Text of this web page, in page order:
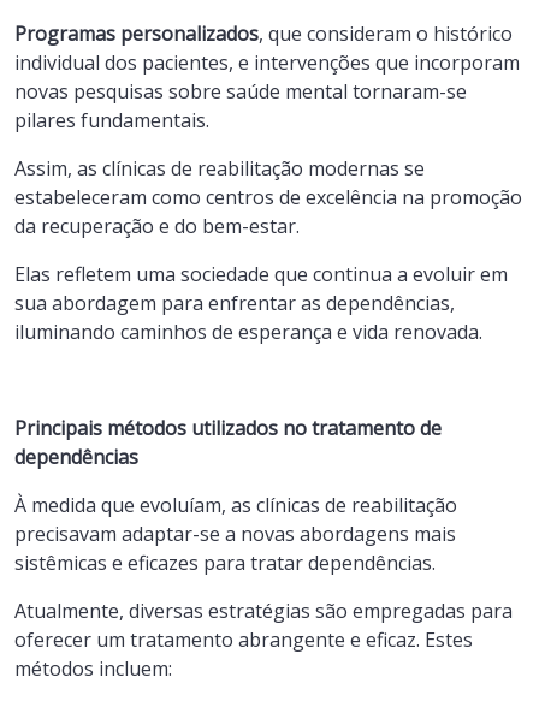
Programas personalizados, que consideram o histórico
individual dos pacientes, e intervenções que incorporam
novas pesquisas sobre saúde mental tornaram-se
pilares fundamentais.
Assim, as clínicas de reabilitação modernas se
estabeleceram como centros de excelência na promoção
da recuperação e do bem-estar.
Elas refletem uma sociedade que continua a evoluir em
sua abordagem para enfrentar as dependências,
iluminando caminhos de esperança e vida renovada.
Principais métodos utilizados no tratamento de
dependências
À medida que evoluíam, as clínicas de reabilitação
precisavam adaptar-se a novas abordagens mais
sistêmicas e eficazes para tratar dependências.
Atualmente, diversas estratégias são empregadas para
oferecer um tratamento abrangente e eficaz. Estes
métodos incluem: